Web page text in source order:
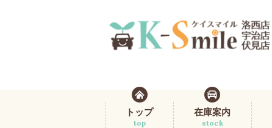
トップ
top
在庫案内
stock